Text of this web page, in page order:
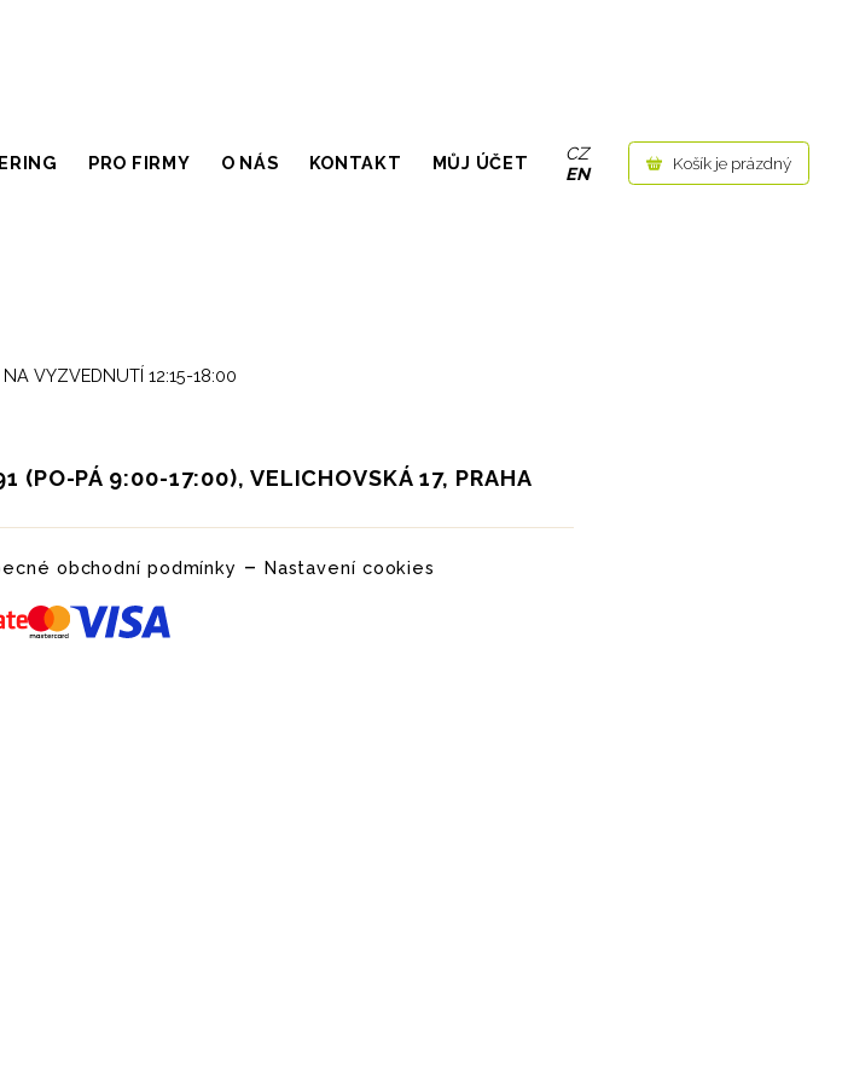
PRO FIRMY O NÁS KONTAKT MŮJ ÚČET
CZ
EN
Košík je prázdný
ARBESOVO NÁM.
12:15-18:00
(PO-PÁ 9:00-17:00), VELICHOVSKÁ 17, PRAHA
obchodní podmínky – Nastavení cookies